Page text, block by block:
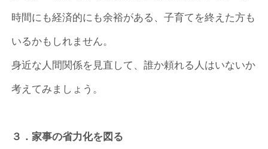
時間にも経済的にも余裕がある、子育てを終えた方も
いるかもしれません。
身近な人間関係を見直して、誰か頼れる人はいないか
考えてみましょう。
３．家事の省力化を図る